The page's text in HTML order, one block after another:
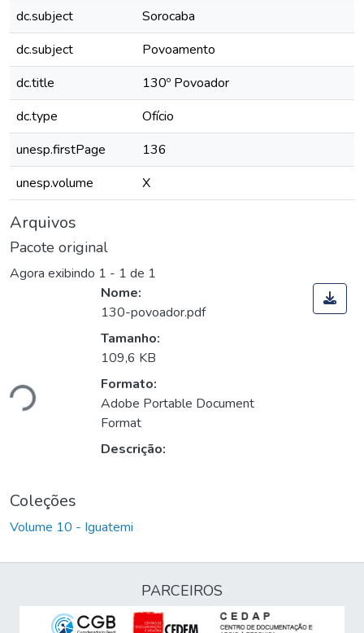
dc.subject
Sorocaba
dc.subject
Povoamento
dc.title
130º Povoador
dc.type
Ofício
unesp.firstPage
136
unesp.volume
X
Arquivos
Pacote original
Agora exibindo 1 - 1 de 1
Nome:
130-povoador.pdf
Tamanho:
109,6 KB
Formato:
Adobe Portable Document
Format
Descrição:
Coleções
Volume 10 - Iguatemi
PARCEIROS